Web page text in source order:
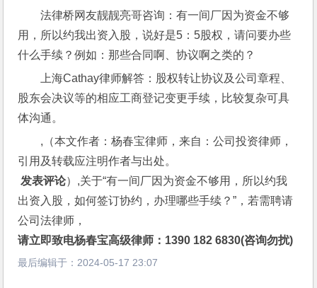
法律桥网友靓靓亮哥咨询：有一间厂因为资金不够
用，所以约我出资入股，说好是5：5股权，请问要办些
什么手续？例如：那些合同啊、协议啊之类的？
上海Cathay律师解答：股权转让协议及公司章程、
股东会决议等的相应工商登记变更手续，比较复杂可具
体沟通。
,（本文作者：杨春宝律师，来自：公司投资律师，
引用及转载应注明作者与出处。
发表评论）,关于“有一间厂因为资金不够用，所以约我
出资入股，如何签订协约，办理哪些手续？”，若需聘请
公司法律师，
请立即致电杨春宝高级律师：1390 182 6830(咨询勿扰)
最后编辑于： 2024-05-17 23:07